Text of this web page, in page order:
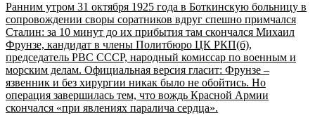
Ранним утром 31 октября 1925 года в Боткинскую больницу в
сопровождении своры соратников вдруг спешно примчался
Сталин: за 10 минут до их прибытия там скончался Михаил
Фрунзе, кандидат в члены Политбюро ЦК РКП(б),
председатель РВС СССР, народный комиссар по военным и
морским делам. Официальная версия гласит: Фрунзе –
язвенник и без хирургии никак было не обойтись. Но
операция завершилась тем, что вождь Красной Армии
скончался «при явлениях паралича сердца».